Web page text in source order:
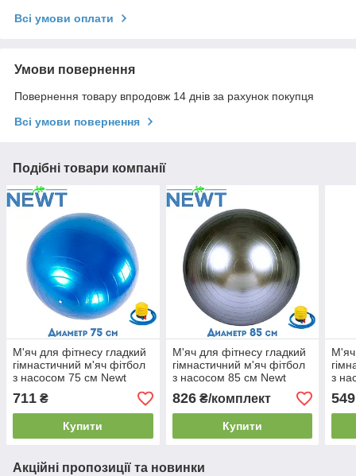
Всі умови оплати
Умови повернення
Повернення товару впродовж 14 днів за рахунок покупця
Всі умови повернення
Подібні товари компанії
М'яч для фітнесу гладкий
гімнастичний м'яч фітбол
з насосом 75 см Newt
HMS синій навантаження
150 кг
711 ₴
Купити
М'яч для фітнесу гладкий
гімнастичний м'яч фітбол
з насосом 85 см Newt
HMS сірий навантаження
150 кг
826₴/комплект
Купити
М'яч
з
549
Акційні пропозиції та новинки